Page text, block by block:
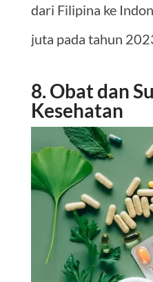
dari Filipina ke
juta pada tahun
8. Obat dan
Kesehatan